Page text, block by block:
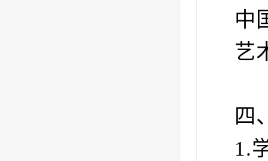
中
艺
四
1.